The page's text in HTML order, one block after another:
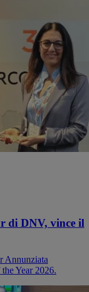
di DNV, vince il
Annunziata
Year 2026.